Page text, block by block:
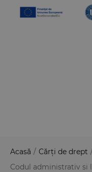
Acasă / Cărți de drept
Codul administrativ si